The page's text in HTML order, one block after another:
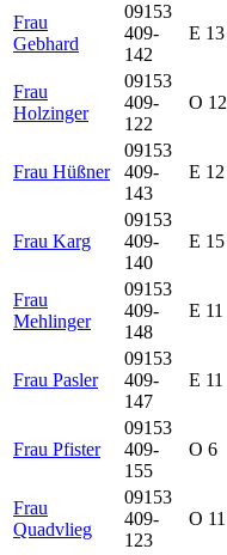
Frau
Gebhard
09153
409-
142
E 13
Frau
Holzinger
09153
409-
122
O 12
Frau Hüßner
09153
409-
143
E 12
Frau Karg
09153
409-
140
E 15
Frau
Mehlinger
09153
409-
148
E 11
Frau Pasler
09153
409-
147
E 11
Frau Pfister
09153
409-
155
O 6
Frau
Quadvlieg
09153
409-
123
O 11